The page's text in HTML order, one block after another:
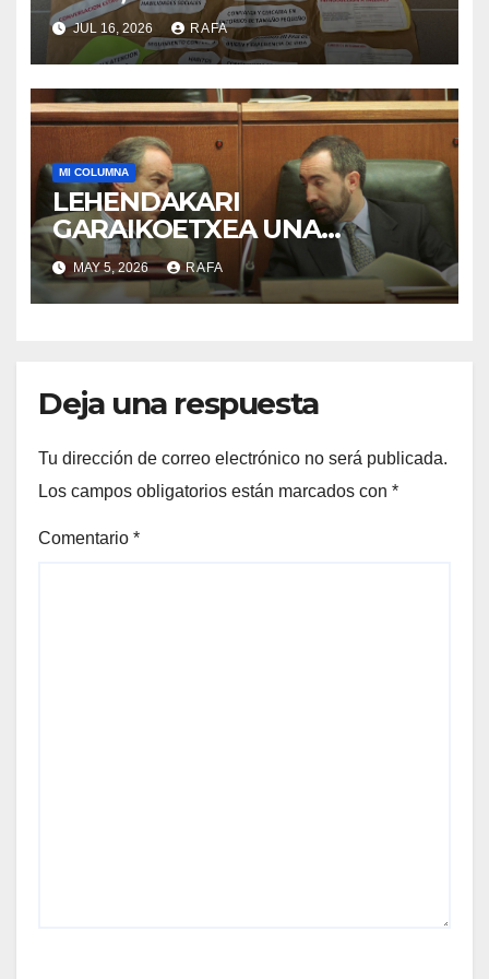
acogida
JUL 16, 2026 RAFA
MI COLUMNA
LEHENDAKARI
GARAIKOETXEA UNA
PERSONA QUE DIGNIFICA EL
EJERCICIO DE LA POLÍTICA
MAY 5, 2026 RAFA
Deja una respuesta
Tu dirección de correo electrónico no será publicada.
Los campos obligatorios están marcados con *
Comentario *